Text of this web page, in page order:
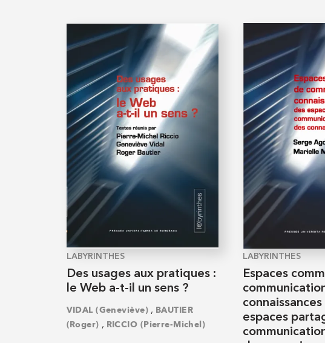
LABYRINTHES
Des usages aux pratiques :
le Web a-t-il un sens ?
VIDAL (Geneviève), BAUTIER
(Roger) , RICCIO (Pierre-Michel)
LABYRINTHES
Espaces
espaces